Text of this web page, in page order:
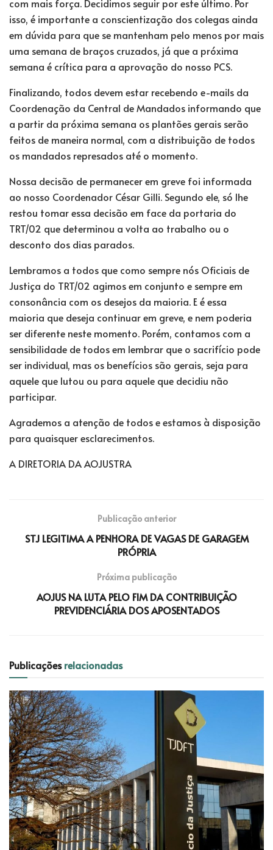
com mais força. Decidimos seguir por este último. Por
isso, é importante a conscientização dos colegas ainda
em dúvida para que se mantenham pelo menos por mais
uma semana de braços cruzados, já que a próxima
semana é crítica para a aprovação do nosso PCS.
Finalizando, todos devem estar recebendo e-mails da
Coordenação da Central de Mandados informando que
a partir da próxima semana os plantões gerais serão
feitos de maneira normal, com a distribuição de todos
os mandados represados até o momento.
Nossa decisão de permanecer em greve foi informada
ao nosso Coordenador César Gilli. Segundo ele, só lhe
restou tomar essa decisão em face da portaria do
TRT/02 que determinou a volta ao trabalho ou o
desconto dos dias parados.
Lembramos a todos que como sempre nós Oficiais de
Justiça do TRT/02 agimos em conjunto e sempre em
consonância com os desejos da maioria. E é essa
maioria que deseja continuar em greve, e nem poderia
ser diferente neste momento. Porém, contamos com a
sensibilidade de todos em lembrar que o sacrifício pode
ser individual, mas os benefícios são gerais, seja para
aquele que lutou ou para aquele que decidiu não
participar.
Agrademos a atenção de todos e estamos à disposição
para quaisquer esclarecimentos.
A DIRETORIA DA AOJUSTRA
Publicação anterior
STJ LEGITIMA A PENHORA DE VAGAS DE GARAGEM
PRÓPRIA
Próxima publicação
AOJUS NA LUTA PELO FIM DA CONTRIBUIÇÃO
PREVIDENCIÁRIA DOS APOSENTADOS
Publicaçõesrelacionadas